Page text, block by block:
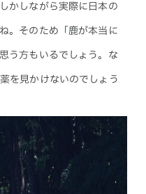
かしながら実際に日本の
。そのため「鹿が本当に
う方もいるでしょう。な
を見かけないのでしょう